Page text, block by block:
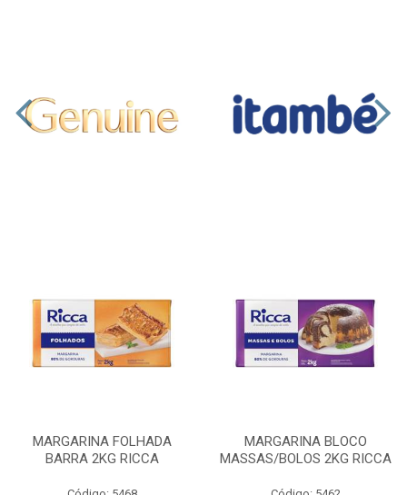
MARGARINA FOLHADA
BARRA 2KG RICCA
MARGARINA BLOCO
MASSAS/BOLOS 2KG RICCA